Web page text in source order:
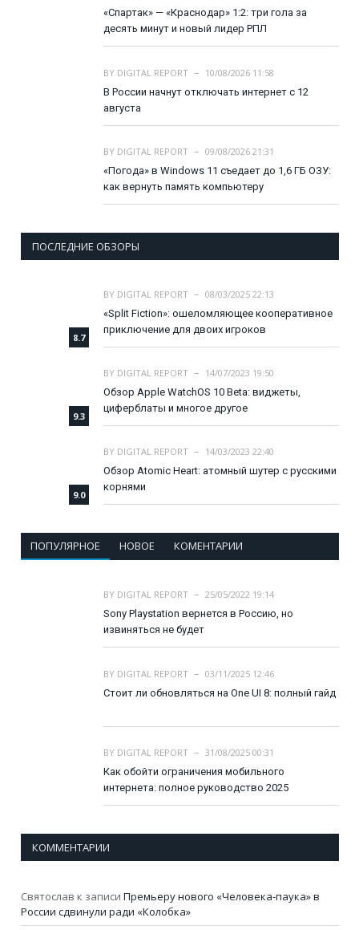
«Спартак» — «Краснодар» 1:2: три гола за
десять минут и новый лидер РПЛ
BY DIGITAL REPORT
10/08/2026 11:58
В России начнут отключать интернет с 12
августа
BY DIGITAL REPORT
09/08/2026 21:31
«Погода» в Windows 11 съедает до 1,6 ГБ ОЗУ:
как вернуть память компьютеру
ПОСЛЕДНИЕ ОБЗОРЫ
8.7
BY DIGITAL REPORT
08/03/2025 22:13
«Split Fiction»: ошеломляющее кооперативное
приключение для двоих игроков
9.3
BY DIGITAL REPORT
14/07/2023 19:50
Обзор Apple WatchOS 10 Beta: виджеты,
циферблаты и многое другое
9.0
BY DIGITAL REPORT
14/03/2023 22:40
Обзор Atomic Heart: атомный шутер с русскими
корнями
ПОПУЛЯРНОЕ НОВОЕ КОМЕНТАРИИ
BY DIGITAL REPORT
25/05/2022 19:14
Sony Playstation вернется в Россию, но
извиняться не будет
BY DIGITAL REPORT
03/11/2025 12:46
Стоит ли обновляться на One UI 8: полный гайд
BY DIGITAL REPORT
31/08/2025 00:31
Как обойти ограничения мобильного
интернета: полное руководство 2025
КОММЕНТАРИИ
Святослав к записи Премьеру нового «Человека-паука» в
России сдвинули ради «Колобка»